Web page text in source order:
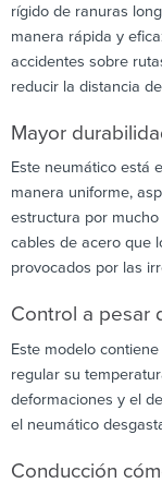
rígido de ranuras
manera rápida y
accidentes sobre
reducir la distancia
Mayor
Este neumático está
manera uniforme,
estructura por
cables de acero que
provocados por las
Control a pesar
Este modelo
regular su
deformaciones y el
el neumático
Conducción